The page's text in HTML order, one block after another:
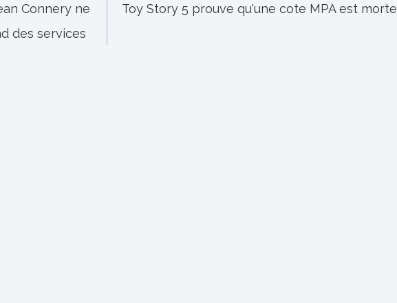
Connery ne
des services
Toy Story 5 prouve qu'une cote MPA est morte